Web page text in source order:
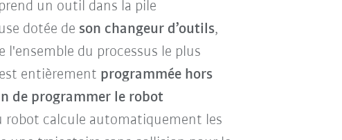
un outil dans la pile
dotée de son changeur d’outils,
l'ensemble du processus le plus
entièrement programmée hors
de programmer le robot
robot calcule automatiquement les